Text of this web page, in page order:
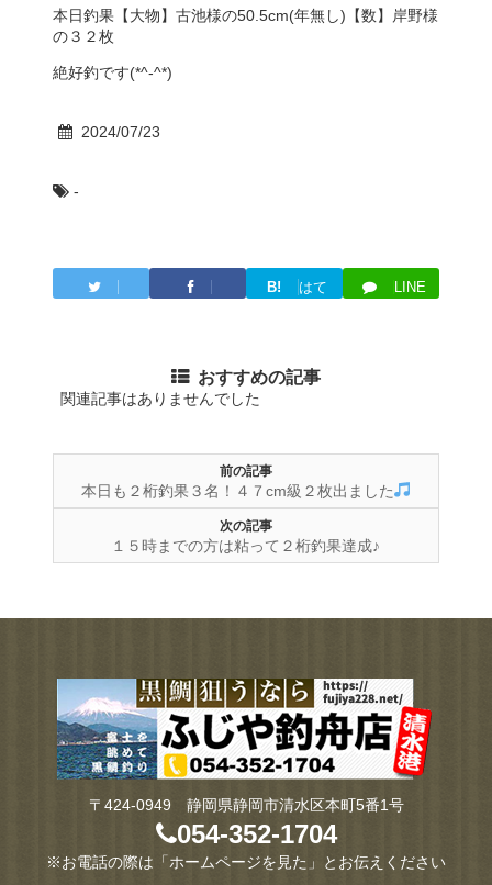
本日釣果【大物】古池様の50.5cm(年無し)【数】岸野様
の３２枚
絶好釣です(*^-^*)
2024/07/23
-
B!
はて
LINE
おすすめの記事
関連記事はありませんでした
前の記事
本日も２桁釣果３名！４７cm級２枚出ました
次の記事
１５時までの方は粘って２桁釣果達成♪
〒424-0949 静岡県静岡市清水区本町5番1号
054-352-1704
※お電話の際は「ホームページを見た」とお伝えください